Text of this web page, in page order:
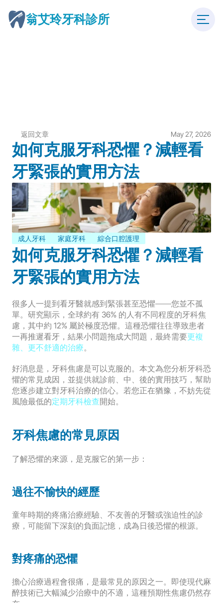
翁艾玲牙科診所
返回文章 May 27, 2026
如何克服牙科恐懼？減輕看
牙緊張的實用方法
成人牙科 家庭牙科 綜合口腔護理
如何克服牙科恐懼？減輕看
牙緊張的實用方法
很多人一提到看牙醫就感到緊張甚至恐懼——您並不孤
單。研究顯示， 全球約有 36% 的人有不同程度的牙科焦
慮，其中約 12% 屬於極度恐懼。這種恐懼往往導致患者
一再推遲看牙，結果小問題拖成大問題，最終需要更複
雜、更不舒適的治療。
好消息是，牙科焦慮是可以克服的。本文為您分析牙科恐
懼的常見成因，並提供就診前、中、後的實用技巧，幫助
您逐步建立對牙科治療的信心。若您正在猶豫，不妨先從
風險最低的定期牙科檢查開始。
牙科焦慮的常見原因
了解恐懼的來源，是克服它的第一步：
過往不愉快的經歷
童年時期的疼痛治療經驗、不友善的牙醫或強迫性的診
療，可能留下深刻的負面記憶，成為日後恐懼的根源。
對疼痛的恐懼
擔心治療過程會很痛，是最常見的原因之一。即使現代麻
醉技術已大幅減少治療中的不適，這種預期性焦慮仍然存